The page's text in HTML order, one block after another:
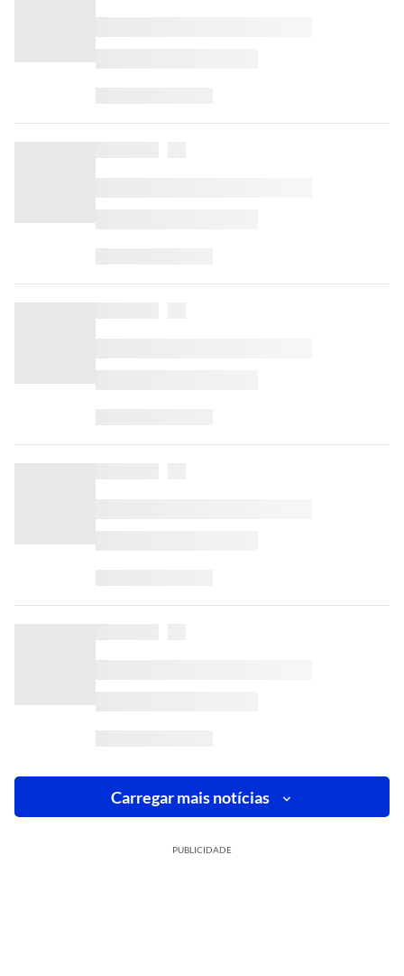
Carregar mais notícias
PUBLICIDADE